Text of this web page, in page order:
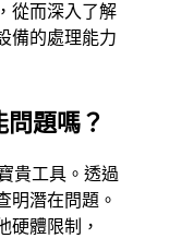
從而深入了解
備的處理能力
題嗎？
貴工具。透過
明潛在問題。
硬體限制，